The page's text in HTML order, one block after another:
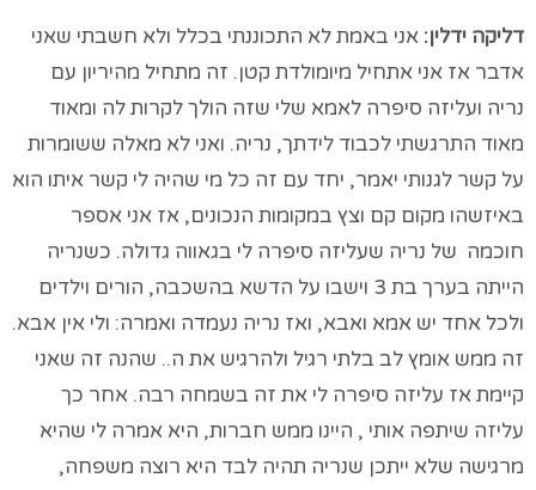
דליקה ידלין: אני באמת לא התכוננתי בכלל ולא חשבתי שאני
אדבר אז אני אתחיל מיומולדת קטן. זה מתחיל מהיריון עם
נריה ועליזה סיפרה לאמא שלי שזה הולך לקרות לה ומאוד
מאוד התרגשתי לכבוד לידתך, נריה. ואני לא מאלה ששומרות
על קשר לגנותי יאמר, יחד עם זה כל מי שהיה לי קשר איתו הוא
באיזשהו מקום קם וצץ במקומות הנכונים, אז אני אספר
חוכמה של נריה שעליזה סיפרה לי בגאווה גדולה. כשנריה
הייתה בערך בת 3 וישבו על הדשא בהשכבה, הורים וילדים
ולכל אחד יש אמא ואבא, ואז נריה נעמדה ואמרה: ולי אין אבא.
זה ממש אומץ לב בלתי רגיל ולהרגיש את ה.. שהנה זה שאני
קיימת אז עליזה סיפרה לי את זה בשמחה רבה. אחר כך
עליזה שיתפה אותי , היינו ממש חברות, היא אמרה לי שהיא
מרגישה שלא ייתכן שנריה תהיה לבד היא רוצה משפחה,